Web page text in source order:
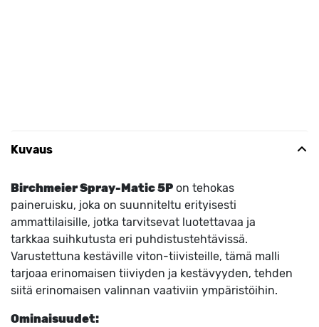
Kuvaus
Birchmeier Spray-Matic 5P on tehokas
paineruisku, joka on suunniteltu erityisesti
ammattilaisille, jotka tarvitsevat luotettavaa ja
tarkkaa suihkutusta eri puhdistustehtävissä.
Varustettuna kestäville viton-tiivisteille, tämä malli
tarjoaa erinomaisen tiiviyden ja kestävyyden, tehden
siitä erinomaisen valinnan vaativiin ympäristöihin.
Ominaisuudet: